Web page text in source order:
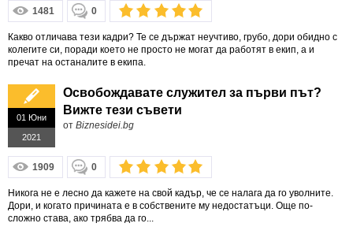
1481 0
Какво отличава тези кадри? Те се държат неучтиво, грубо, дори обидно с
колегите си, поради което не просто не могат да работят в екип, а и
пречат на останалите в екипа.
01 Юни
2021
Освобождавате служител за първи път?
Вижте тези съвети
от Biznesidei.bg
1909 0
Никога не е лесно да кажете на свой кадър, че се налага да го уволните.
Дори, и когато причината е в собствените му недостатъци. Още по-
сложно става, ако трябва да го...